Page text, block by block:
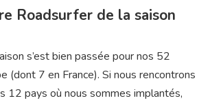
Roadsurfer de la saison
s’est bien passée pour nos 52
(dont 7 en France). Si nous rencontrons
12 pays où nous sommes implantés,